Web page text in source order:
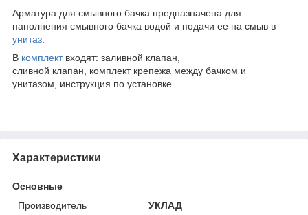
Арматура для смывного бачка предназначена для
наполнения смывного бачка водой и подачи ее на смыв в
унитаз
В комплектвходят: заливной клапан,
сливной клапан, комплект крепежа между бачком и
унитазом, инструкция по установке.
Характеристики
Основные
Производитель
УКЛАД